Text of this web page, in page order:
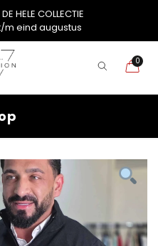
HELE COLLECTIE
m eind augustus
0